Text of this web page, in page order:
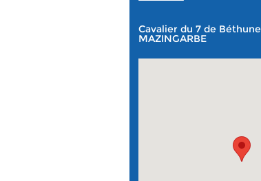
Cavalier du 7 de Béthune
MAZINGARBE